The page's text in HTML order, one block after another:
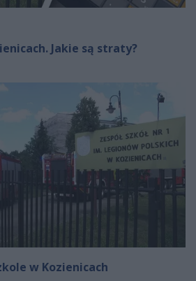
Jakie są straty?
w Kozienicach